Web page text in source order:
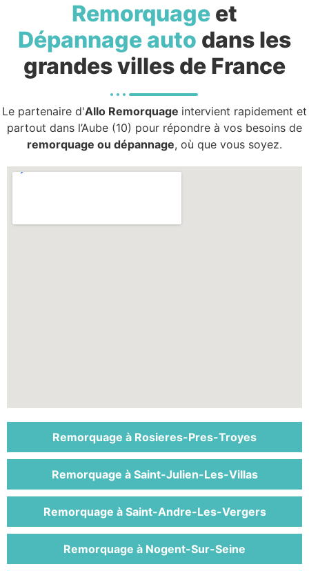
Remorquage et
Dépannage auto dans les
grandes villes de France
Le partenaire d'Allo Remorquage intervient rapidement et
partout dans l’Aube (10) pour répondre à vos besoins de
remorquage ou dépannage, où que vous soyez.
Remorquage à Rosieres-Pres-Troyes
Remorquage à Saint-Julien-Les-Villas
Remorquage à Saint-Andre-Les-Vergers
Remorquage à Nogent-Sur-Seine